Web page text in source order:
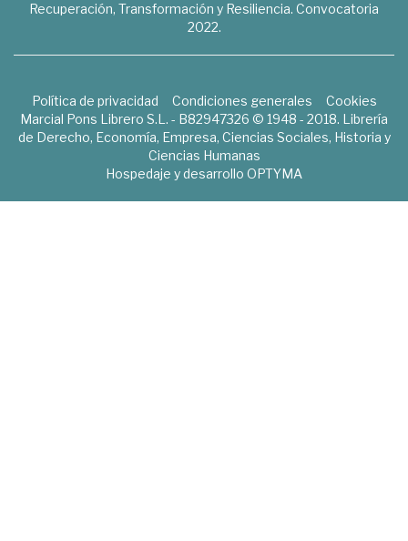
Recuperación, Transformación y Resiliencia. Convocatoria
2022.
Política de privacidad Condiciones generales
Cookies
Marcial Pons Librero S.L. - B82947326 © 1948 - 2018. Librería
de Derecho, Economía, Empresa, Ciencias Sociales, Historia y
Ciencias Humanas
Hospedaje y desarrollo OPTYMA